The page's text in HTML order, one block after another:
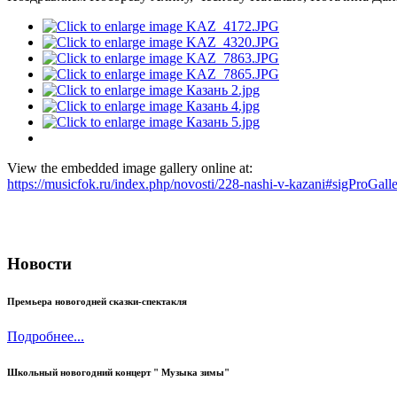
View the embedded image gallery online at:
https://musicfok.ru/index.php/novosti/228-nashi-v-
Новости
Премьера новогодней сказки-спектакля
Подробнее...
Школьный новогодний концерт " Музыка зимы"